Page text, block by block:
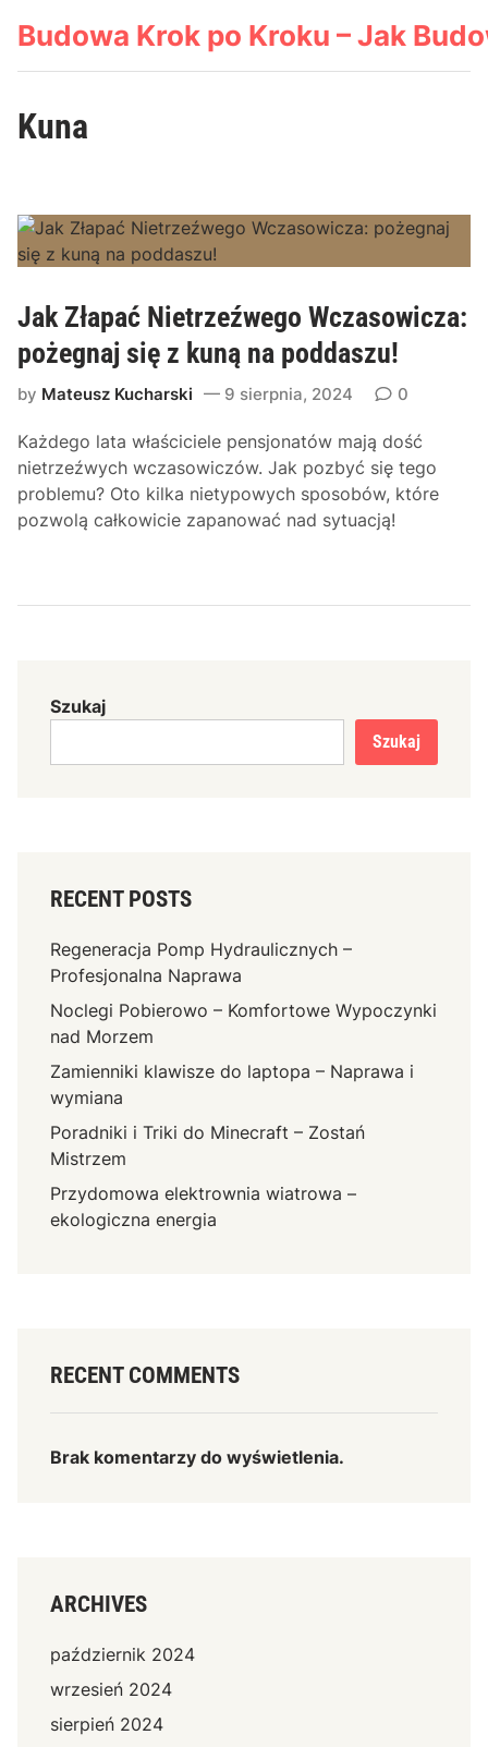
Budowa Krok po Kroku – Jak
Kuna
Jak Złapać Nietrzeźwego Wczasowicza:
pożegnaj się z kuną na poddaszu!
by Mateusz Kucharski 9 sierpnia, 2024 0
Każdego lata właściciele pensjonatów mają dość
nietrzeźwych wczasowiczów. Jak pozbyć się tego
problemu? Oto kilka nietypowych sposobów, które
pozwolą całkowicie zapanować nad sytuacją!
Szukaj
Szukaj
RECENT POSTS
Regeneracja Pomp Hydraulicznych –
Profesjonalna Naprawa
Noclegi Pobierowo – Komfortowe Wypoczynki
nad Morzem
Zamienniki klawisze do laptopa – Naprawa i
wymiana
Poradniki i Triki do Minecraft – Zostań
Mistrzem
Przydomowa elektrownia wiatrowa –
ekologiczna energia
RECENT COMMENTS
Brak komentarzy do wyświetlenia.
ARCHIVES
październik 2024
wrzesień 2024
sierpień 2024